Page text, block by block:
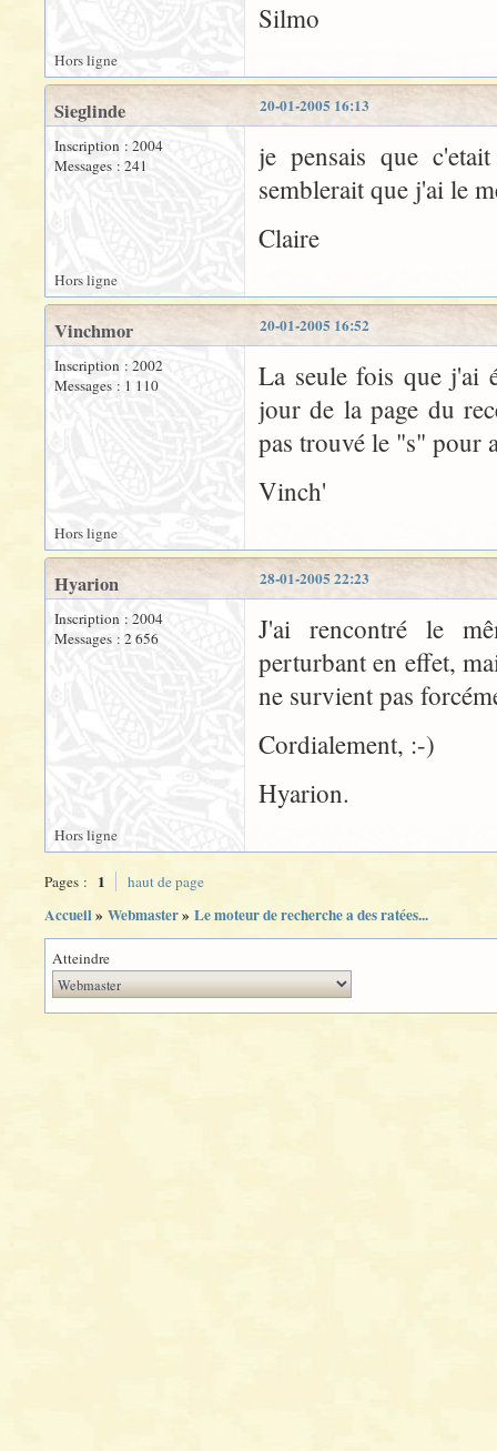
Silmo
Hors ligne
20-01-2005 16:13
Sieglinde
Inscription : 2004
Messages : 241
je pensais que
semblerait que j'ai le
Claire
Hors ligne
20-01-2005 16:52
Vinchmor
Inscription : 2002
Messages : 1 110
La seule fois que j'ai
jour de la page du
pas trouvé le "s" pour
Vinch'
Hors ligne
28-01-2005 22:23
Hyarion
Inscription : 2004
Messages : 2 656
J'ai rencontré le
perturbant en effet,
ne survient pas
Cordialement, :-)
Hyarion.
Hors ligne
Pages : 1 haut de page
Accueil» Webmaster» Le moteur de recherche a des ratées...
Atteindre